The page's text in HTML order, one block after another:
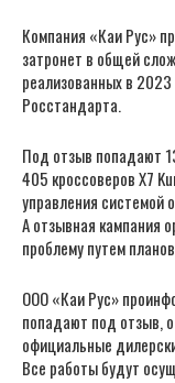
Компания «Каи Рус»
затронет в общей
реализованных в
Росстандарта.
Под отзыв попадают
405 кроссоверов X7
управления системой
А отзывная кампания
проблему путем
ООО «Каи Рус»
попадают под отзыв,
официальные
Все работы будут